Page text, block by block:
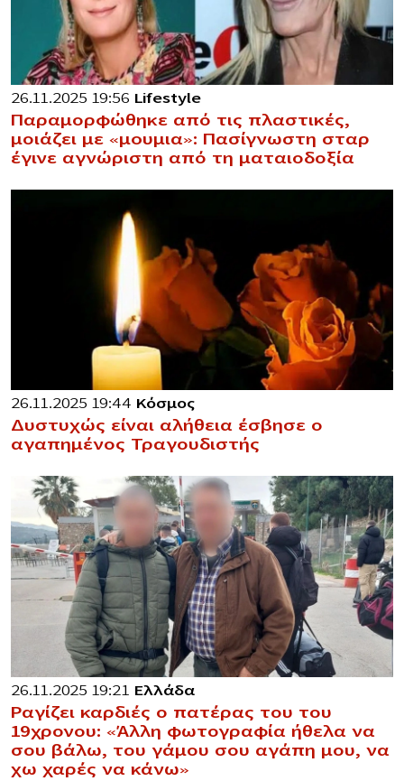
26.11.2025 19:56 Lifestyle
Παραμορφώθηκε από τις πλαστικές,
μοιάζει με «μoυμια»: Πασίγνωστη σταρ
έγινε αγνώριστη από τη ματαιοδοξία
26.11.2025 19:44 Κόσμος
Δυστυχώς είναι αλήθεια έσβησε ο
αγαπημένος Τραγουδιστής
26.11.2025 19:21 Ελλάδα
Ραγίζει καρδιές ο πατέρας του του
19χρονου: «Άλλη φωτογραφία ήθελα να
σου βάλω, του γάμου σου αγάπη μου, να
χω χαρές να κάνω»